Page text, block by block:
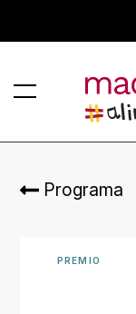
Programa
PREMIO